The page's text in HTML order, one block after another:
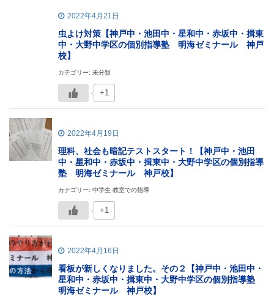
2022年4月21日
虫よけ対策【神戸中・池田中・星和中・赤坂中・揖東
中・大野中学区の個別指導塾 明海ゼミナール 神戸
校】
カテゴリー: 未分類
+1
2022年4月19日
理科、社会も暗記テストスタート！【神戸中・池田
中・星和中・赤坂中・揖東中・大野中学区の個別指導
塾 明海ゼミナール 神戸校】
カテゴリー: 中学生 教室での指導
+1
2022年4月16日
看板が新しくなりました。その２【神戸中・池田中・
星和中・赤坂中・揖東中・大野中学区の個別指導塾
明海ゼミナール 神戸校】